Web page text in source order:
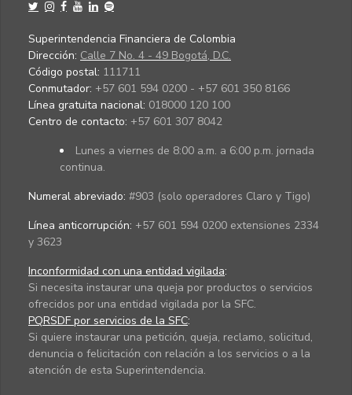
Superintendencia Financiera de Colombia
Dirección: Calle 7 No. 4 - 49 Bogotá, D.C.
Código postal: 111711
Conmutador: +57 601 594 0200 - +57 601 350 8166
Línea gratuita nacional: 018000 120 100
Centro de contacto: +57 601 307 8042
Lunes a viernes de 8:00 a.m. a 6:00 p.m. jornada
continua.
Numeral abreviado: #903 (solo operadores Claro y Tigo)
Línea anticorrupción: +57 601 594 0200 extensiones 2334
y 3623
Inconformidad con una entidad vigilada:
Si necesita instaurar una queja por productos o servicios
ofrecidos por una entidad vigilada por la SFC.
PQRSDF por servicios de la SFC:
Si quiere instaurar una petición, queja, reclamo, solicitud,
denuncia o felicitación con relación a los servicios o a la
atención de esta Superintendencia.